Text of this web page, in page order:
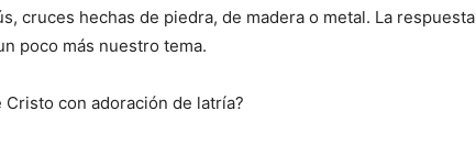
cruces hechas de piedra, de madera o metal. La respuesta
poco más nuestro tema.
con adoración de latría?